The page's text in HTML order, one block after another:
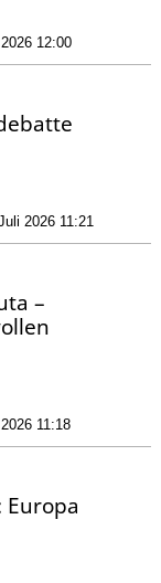
12:00
2026 11:21
–
11:18
Europa